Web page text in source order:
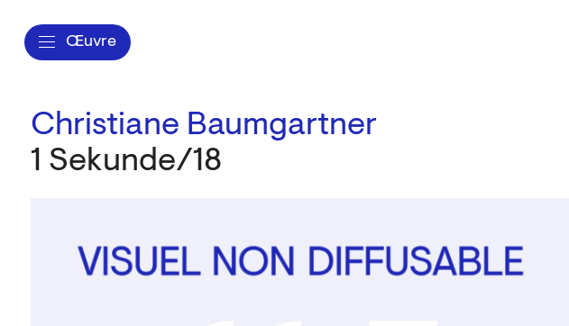
Œuvre
Christiane Baumgartner
1 Sekunde/18